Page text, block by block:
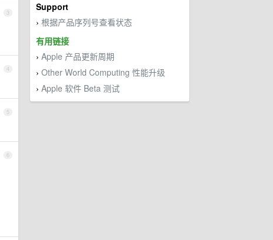
Support
› 根据产品序列号查看状态
有用链接
› Apple 产品更新周期
› Other World Computing 性能升级
› Apple 软件 Beta 测试
3
4
5
6